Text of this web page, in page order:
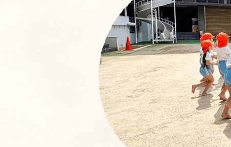
園の魅力
保育理念・保育⽅針
教育の特徴
園の一年・一日
仏教食育